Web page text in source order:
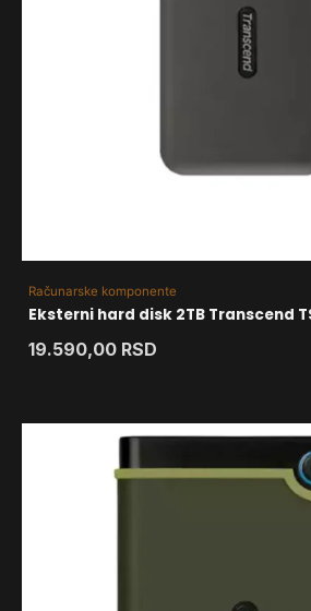
Računarske komponente
Eksterni hard disk 2TB Transcend
19.590,00 RSD